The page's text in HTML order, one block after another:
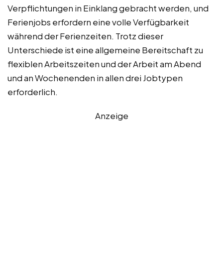
Verpflichtungen in Einklang gebracht werden, und
Ferienjobs erfordern eine volle Verfügbarkeit
während der Ferienzeiten. Trotz dieser
Unterschiede ist eine allgemeine Bereitschaft zu
flexiblen Arbeitszeiten und der Arbeit am Abend
und an Wochenenden in allen drei Jobtypen
erforderlich.
Anzeige